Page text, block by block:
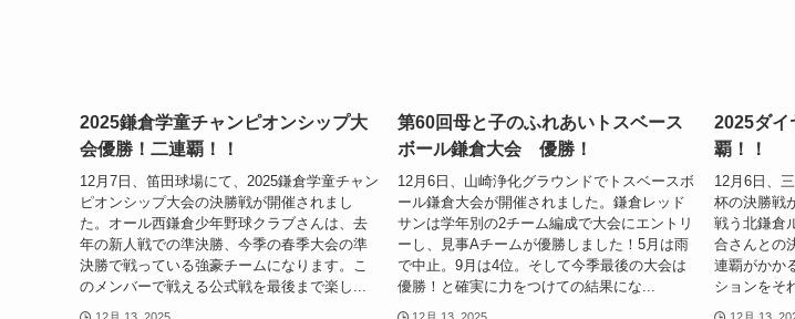
2025鎌倉学童チャンピオンシップ大
会優勝！二連覇！！
12月7日、笛田球場にて、2025鎌倉学童チャン
ピオンシップ大会の決勝戦が開催されまし
た。オール西鎌倉少年野球クラブさんは、去
年の新人戦での準決勝、今季の春季大会の準
決勝で戦っている強豪チームになります。こ
のメンバーで戦える公式戦を最後まで楽し...
第60回母と子のふれあいトスベース
ボール鎌倉大会 優勝！
12月6日、山崎浄化グラウンドでトスベースボ
ール鎌倉大会が開催されました。鎌倉レッド
サンは学年別の2チーム編成で大会にエントリ
ーし、見事Aチームが優勝しました！5月は雨
で中止。9月は4位。そして今季最後の大会は
優勝！と確実に力をつけての結果にな...
2025ダイ
覇！！
12月6日、
杯の決勝戦
戦う北鎌倉
合さんとの
連覇がかか
ションをそ